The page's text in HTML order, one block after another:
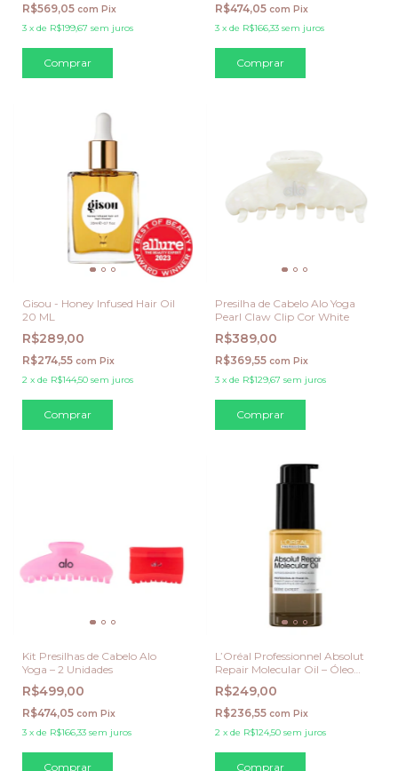
R$569,05 com Pix
3 x de R$199,67 sem juros
R$474,05 com Pix
3 x de R$166,33 sem juros
Gisou - Honey Infused Hair Oil
20 ML
R$289,00
R$274,55 com Pix
2 x de R$144,50 sem juros
Presilha de Cabelo Alo Yoga
Pearl Claw Clip Cor White
R$389,00
R$369,55 com Pix
3 x de R$129,67 sem juros
Kit Presilhas de Cabelo Alo
Yoga – 2 Unidades
R$499,00
R$474,05 com Pix
3 x de R$166,33 sem juros
L’Oréal Professionnel Absolut
Repair Molecular Oil – Óleo
Reparador Molecular 30 ml
R$249,00
R$236,55 com Pix
2 x de R$124,50 sem juros